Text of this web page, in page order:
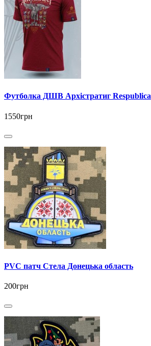
Футболка ДШВ Архістратиг Respublica
1550грн
PVC патч Стела Донецька область
200грн